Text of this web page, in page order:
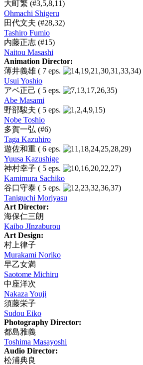
大町繁 (#3,5,8,11)
Ohmachi Shigeru
田代文夫 (#28,32)
Tashiro Fumio
内藤正志 (#15)
Naitou Masashi
Animation Director:
薄井義雄 ( 7 eps.
)
Usui Yoshio
アベ正己 ( 5 eps.
)
Abe Masami
野部駿夫 ( 5 eps.
)
Nobe Toshio
多賀一弘 (#6)
Taga Kazuhiro
遊佐和重 ( 6 eps.
)
Yuusa Kazushige
神村幸子 ( 5 eps.
)
Kamimura Sachiko
谷口守泰 ( 5 eps.
)
Taniguchi Moriyasu
Art Director:
海保仁三朗
Kaibo JInzaburou
Art Design:
村上律子
Murakami Noriko
早乙女満
Saotome Michiru
中座洋次
Nakaza Youji
須藤栄子
Sudou Eiko
Photography Director:
都島雅義
Toshima Masayoshi
Audio Director:
松浦典良